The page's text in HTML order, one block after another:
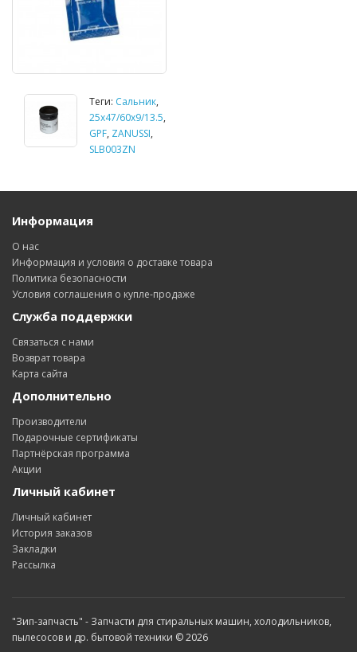
Теги: Сальник,
25х47/60х9/13.5,
GPF, ZANUSSI,
SLB003ZN
Информация
О нас
Информация и условия о доставке товара
Политика безопасности
Условия соглашения о купле-продаже
Служба поддержки
Связаться с нами
Возврат товара
Карта сайта
Дополнительно
Производители
Подарочные сертификаты
Партнёрская программа
Акции
Личный кабинет
Личный кабинет
История заказов
Закладки
Рассылка
"Зип-запчасть" - Запчасти для стиральных машин, холодильников,
пылесосов и др. бытовой техники © 2026